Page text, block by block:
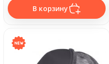
В корзину